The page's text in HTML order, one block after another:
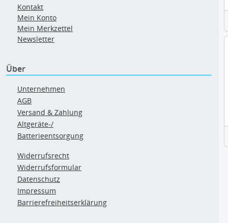
Kontakt
Mein Konto
Mein Merkzettel
Newsletter
Über
Unternehmen
AGB
Versand & Zahlung
Altgeräte-/
Batterieentsorgung
Widerrufsrecht
Widerrufsformular
Datenschutz
Impressum
Barrierefreiheitserklärung